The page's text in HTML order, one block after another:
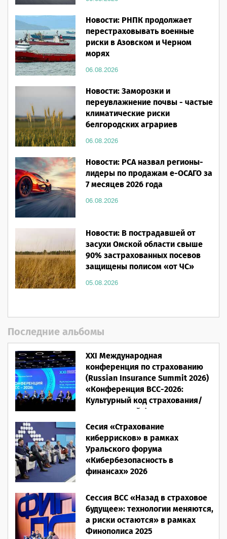
Новости: РНПК продолжает
перестраховывать военные
риски в Азовском и Черном
морях
06.08.2026
Новости: Заморозки и
переувлажнение почвы - частые
климатические риски
белгородских аграриев
06.08.2026
Новости: РСА назвал регионы-
лидеры по продажам е-ОСАГО за
7 месяцев 2026 года
06.08.2026
Новости: В пострадавшей от
засухи Омской области свыше
90% застрахованных посевов
защищены полисом «от ЧС»
05.08.2026
Последние альбомы
XXI Международная
конференция по страхованию
(Russian Insurance Summit 2026)
«Конференция ВСС-2026:
Культурный код страхования/
Человеческий фактор»
28.05.2026
Сесия «Страхование
киберрисков» в рамках
Уральского форума
«Кибербезопасность в
финансах» 2026
Сессия ВСС «Назад в страховое
будущее»: технологии меняются,
а риски остаются» в рамках
Финополиса 2025